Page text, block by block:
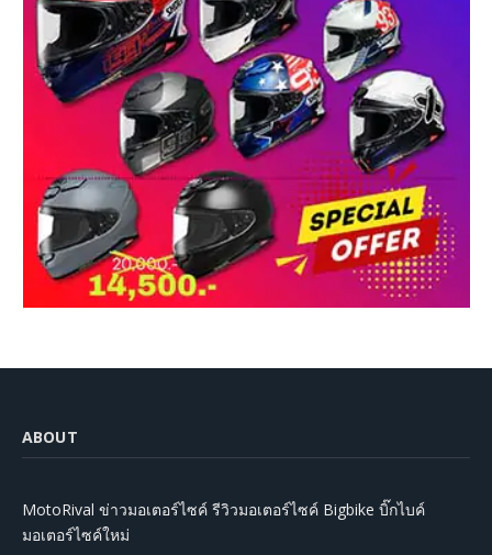
ABOUT
MotoRival ข่าวมอเตอร์ไซค์ รีวิวมอเตอร์ไซค์ Bigbike บิ๊กไบค์
มอเตอร์ไซค์ใหม่